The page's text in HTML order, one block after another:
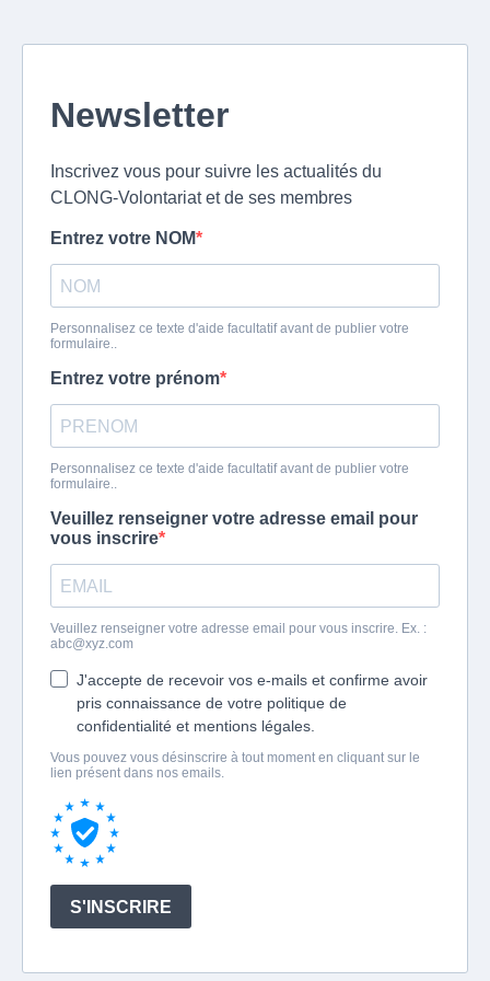
Newsletter
Inscrivez vous pour suivre les actualités du
CLONG-Volontariat et de ses membres
Entrez votre NOM
Personnalisez ce texte d'aide facultatif avant de publier votre
formulaire..
Entrez votre prénom
Personnalisez ce texte d'aide facultatif avant de publier votre
formulaire..
Veuillez renseigner votre adresse email pour
vous inscrire
Veuillez renseigner votre adresse email pour vous inscrire. Ex. :
abc@xyz.com
J'accepte de recevoir vos e-mails et confirme avoir
pris connaissance de votre politique de
confidentialité et mentions légales.
Vous pouvez vous désinscrire à tout moment en cliquant sur le
lien présent dans nos emails.
S'INSCRIRE